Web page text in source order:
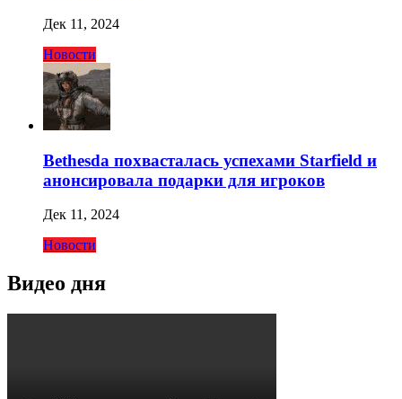
Дек 11, 2024
Новости
Bethesda похвасталась успехами Starfield и
анонсировала подарки для игроков
Дек 11, 2024
Новости
Видео дня